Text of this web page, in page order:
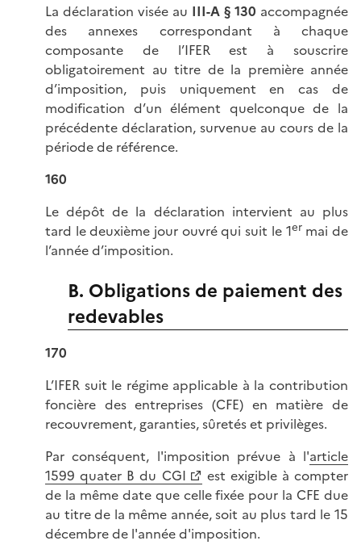
La déclaration visée au III-A § 130 accompagnée
des annexes correspondant à chaque
composante de l’IFER est à souscrire
obligatoirement au titre de la première année
d’imposition, puis uniquement en cas de
modification d’un élément quelconque de la
précédente déclaration, survenue au cours de la
période de référence.
160
Le dépôt de la déclaration intervient au plus
tard le deuxième jour ouvré qui suit le 1ermai de
l’année d’imposition.
B. Obligations de paiement des
redevables
170
L’IFER suit le régime applicable à la contribution
foncière des entreprises (CFE) en matière de
recouvrement, garanties, sûretés et privilèges.
Par conséquent, l'imposition prévue à l'article
1599 quater B du CGI
est exigible à compter
de la même date que celle fixée pour la CFE due
au titre de la même année, soit au plus tard le 15
décembre de l'année d'imposition.